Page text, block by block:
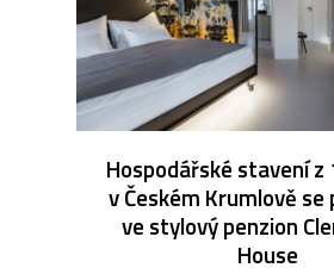
Hospodářské stavení
v Českém Krumlově
ve stylový penzion
House